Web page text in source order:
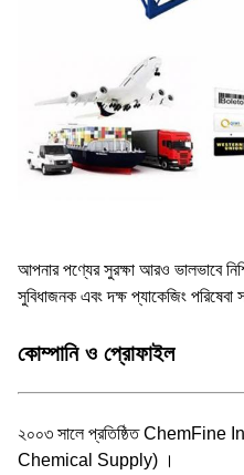
আপনার পণ্যের সুরক্ষা আরও ভালভাবে
সুবিধাজনক এবং দক্ষ প্যাকেজিং পরিষেবা
কোম্পানি ও প্রোফাইল
২০০৩ সালে প্রতিষ্ঠিত
Chemical Supply) ।